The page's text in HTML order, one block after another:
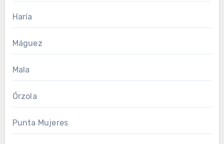
Haría
Máguez
Mala
Órzola
Punta Mujeres